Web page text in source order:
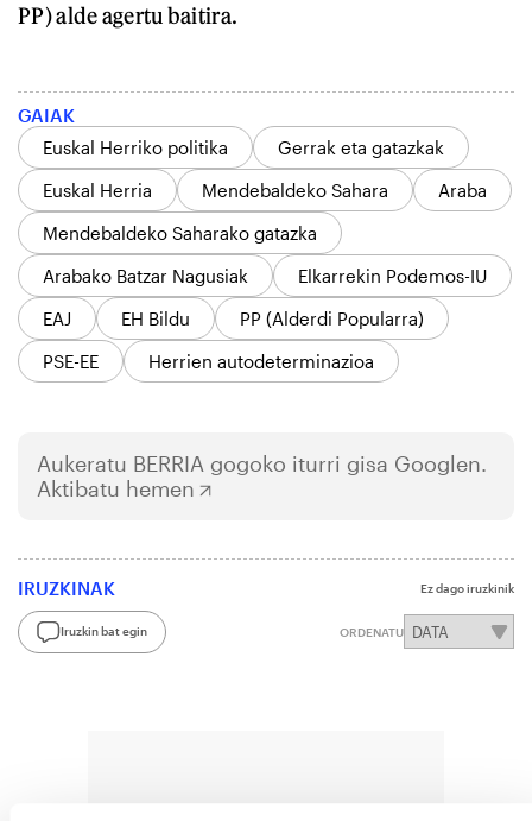
PP) alde agertu baitira.
GAIAK
Euskal Herriko politika
Gerrak eta gatazkak
Euskal Herria
Mendebaldeko Sahara
Araba
Mendebaldeko Saharako gatazka
Arabako Batzar Nagusiak
Elkarrekin Podemos-IU
EAJ
EH Bildu
PP (Alderdi Popularra)
PSE-EE
Herrien autodeterminazioa
Aukeratu BERRIA gogoko iturri gisa Googlen.
Aktibatu hemen
IRUZKINAK Ez dago iruzkinik
Iruzkin bat egin ORDENATU